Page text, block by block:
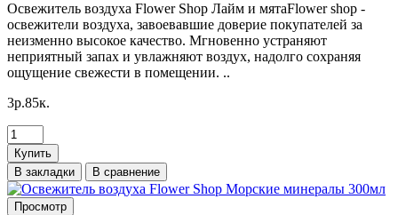
Освежитель воздуха Flower Shop Лайм и мятаFlower shop -
освежители воздуха, завоевавшие доверие покупателей за
неизменно высокое качество. Мгновенно устраняют
неприятный запах и увлажняют воздух, надолго сохраняя
ощущение свежести в помещении. ..
3p.85к.
Купить
В закладки
В сравнение
Просмотр